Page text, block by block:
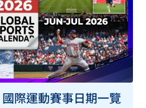
際運動賽事日期一覽